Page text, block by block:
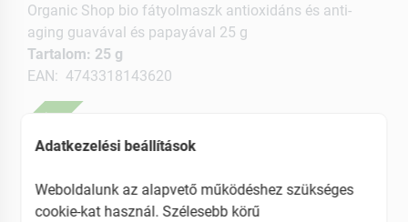
ÚJ
Organic Shop bio fátyolmaszk antioxidáns és anti-
aging guavával és papayával 25 g
Tartalom: 25 g
EAN: 4743318143620
Adatkezelési beállítások
Weboldalunk az alapvető működéshez szükséges
cookie-kat használ. Szélesebb körű